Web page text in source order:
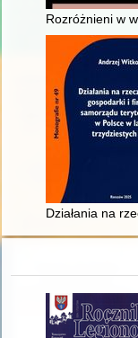
Rozróżnieni w
Działania na